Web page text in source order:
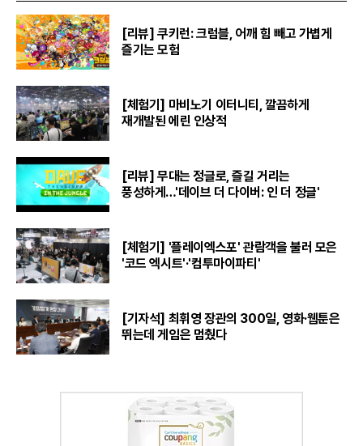
[리뷰] 쿠키런: 크럼블, 어깨 힘 빼고 가볍게
즐기는 모험
[체험기] 마비노기 이터니티, 깔끔하게
재개발된 에린 인상적
[리뷰] 무대는 정글로, 즐길 거리는
풍성하게…'데이브 더 다이버: 인 더 정글'
[체험기] '플레이엑스포' 관람객을 불러 모은
'코드 엑시트'·'컴투마이파티'
[기자석] 최휘영 장관의 300일, 영화·웹툰은
뛰는데 게임은 멈췄다